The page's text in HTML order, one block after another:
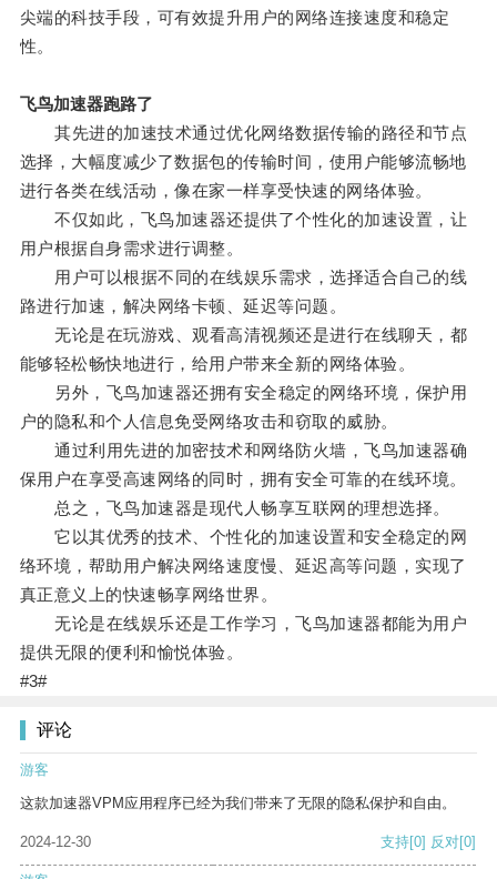
尖端的科技手段，可有效提升用户的网络连接速度和稳定
性。
飞鸟加速器跑路了
其先进的加速技术通过优化网络数据传输的路径和节点
选择，大幅度减少了数据包的传输时间，使用户能够流畅地
进行各类在线活动，像在家一样享受快速的网络体验。
不仅如此，飞鸟加速器还提供了个性化的加速设置，让
用户根据自身需求进行调整。
用户可以根据不同的在线娱乐需求，选择适合自己的线
路进行加速，解决网络卡顿、延迟等问题。
无论是在玩游戏、观看高清视频还是进行在线聊天，都
能够轻松畅快地进行，给用户带来全新的网络体验。
另外，飞鸟加速器还拥有安全稳定的网络环境，保护用
户的隐私和个人信息免受网络攻击和窃取的威胁。
通过利用先进的加密技术和网络防火墙，飞鸟加速器确
保用户在享受高速网络的同时，拥有安全可靠的在线环境。
总之，飞鸟加速器是现代人畅享互联网的理想选择。
它以其优秀的技术、个性化的加速设置和安全稳定的网
络环境，帮助用户解决网络速度慢、延迟高等问题，实现了
真正意义上的快速畅享网络世界。
无论是在线娱乐还是工作学习，飞鸟加速器都能为用户
提供无限的便利和愉悦体验。
#3#
评论
游客
这款加速器VPM应用程序已经为我们带来了无限的隐私保护和自由。
2024-12-30 支持[0] 反对[0]